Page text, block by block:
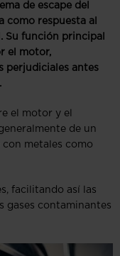
de escape del
como respuesta al
Su función principal
el motor,
perjudiciales antes
el motor y el
de un
metales como
facilitando así las
gases contaminantes